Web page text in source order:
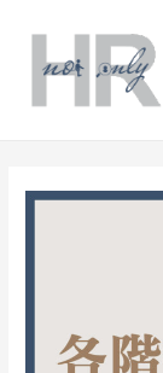
navigation